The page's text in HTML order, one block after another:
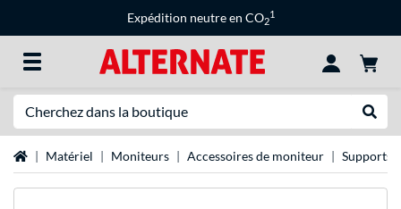
Expédition neutre en CO2
1
Page d'accueil
Matériel Moniteurs Accessoires de moniteur Supports